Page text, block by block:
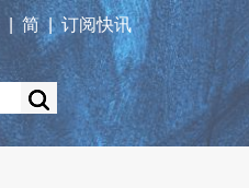
简| 订阅快讯